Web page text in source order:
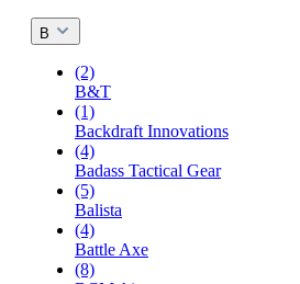
B
(2)
B&T
(1)
Backdraft Innovations
(4)
Badass Tactical Gear
(5)
Balista
(4)
Battle Axe
(8)